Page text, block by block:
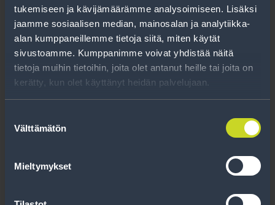
tukemiseen ja kävijämäärämme analysoimiseen. Lisäksi
jaamme sosiaalisen median, mainosalan ja analytiikka-
alan kumppaneillemme tietoja siitä, miten käytät
sivustoamme. Kumppanimme voivat yhdistää näitä
tietoja muihin tietoihin, joita olet antanut heille tai joita on
kerätty, kun olet käyttänyt heidän palvelujaan.
valinta
Välttämätön
Mieltymykset
215/55R16 NOKIAN
TYRES Hakka Blue 3 97 W
XL
Lue lisää